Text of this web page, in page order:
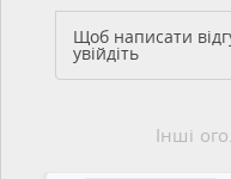
Щоб написати
увійдіть
Інші